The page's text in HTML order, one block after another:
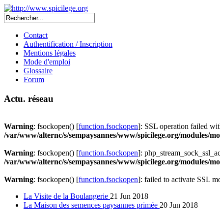
Contact
Authentification / Inscription
Mentions légales
Mode d'emploi
Glossaire
Forum
Actu. réseau
Warning: fsockopen() [function.fsockopen]: SSL operation failed
/var/www/alternc/s/sempaysannes/www/spicilege.org/modules/
Warning: fsockopen() [function.fsockopen]:
/var/www/alternc/s/sempaysannes/www/spicilege.org/modules/
Warning: fsockopen() [function.fsockopen]: failed to activate SSL
La Visite de la Boulangerie 21 Jun 2018
La Maison des semences paysannes primée 20 Jun 2018